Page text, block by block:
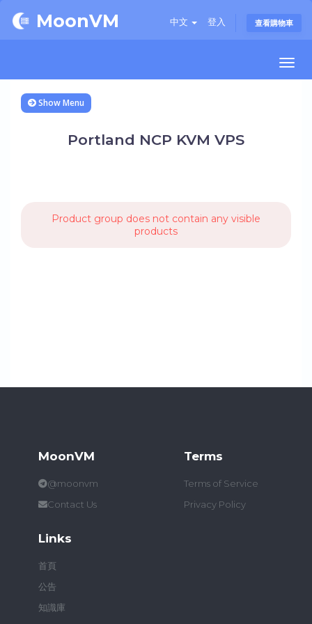
中文 登入 查看購物車
MoonVM
Show Menu
Portland NCP KVM VPS
Product group does not contain any visible
products
MoonVM
@moonvm
Contact Us
Terms
Terms of Service
Privacy Policy
Links
首頁
公告
知識庫